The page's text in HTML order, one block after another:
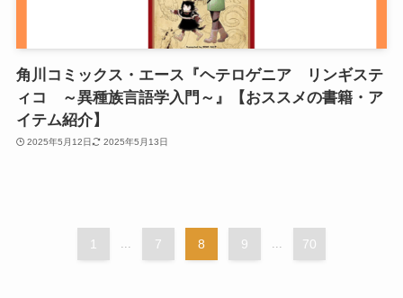
角川コミックス・エース『ヘテロゲニア リンギステ
ィコ ～異種族言語学入門～』【おススメの書籍・ア
イテム紹介】
2025年5月12日 2025年5月13日
1 ... 7 8 9 ... 70